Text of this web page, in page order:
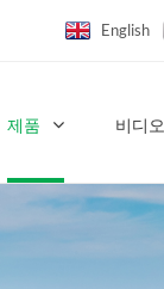
English
제품 비디오